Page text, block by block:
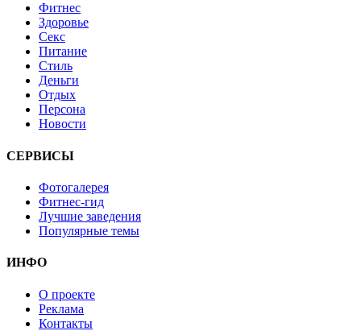
Фитнес
Здоровье
Секс
Питание
Стиль
Деньги
Отдых
Персона
Новости
СЕРВИСЫ
Фотогалерея
Фитнес-гид
Лучшие заведения
Популярные темы
ИНФО
О проекте
Реклама
Контакты